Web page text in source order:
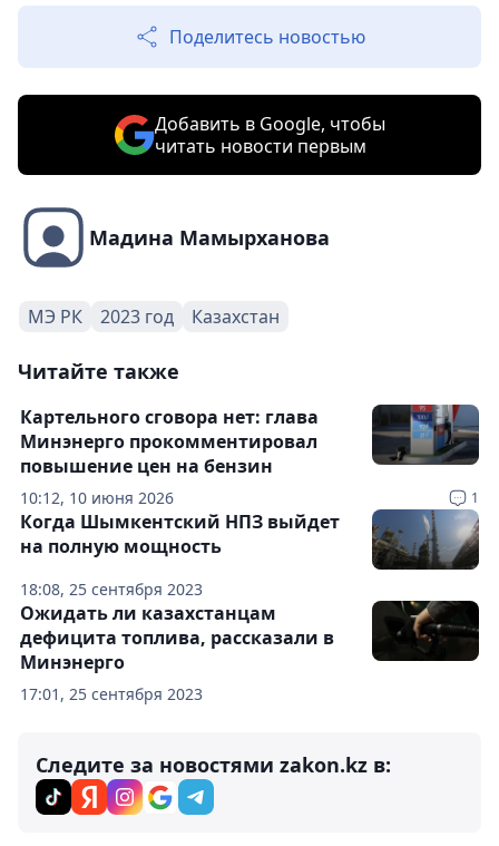
Поделитесь новостью
Добавить в Google, чтобы
читать новости первым
Мадина Мамырханова
МЭ РК 2023 год Казахстан
Читайте также
10:12, 10 июня 2026 1
Картельного сговора нет: глава
Минэнерго прокомментировал
повышение цен на бензин
18:08, 25 сентября 2023
Когда Шымкентский НПЗ выйдет
на полную мощность
17:01, 25 сентября 2023
Ожидать ли казахстанцам
дефицита топлива, рассказали в
Минэнерго
Следите за новостями zakon.kz в: